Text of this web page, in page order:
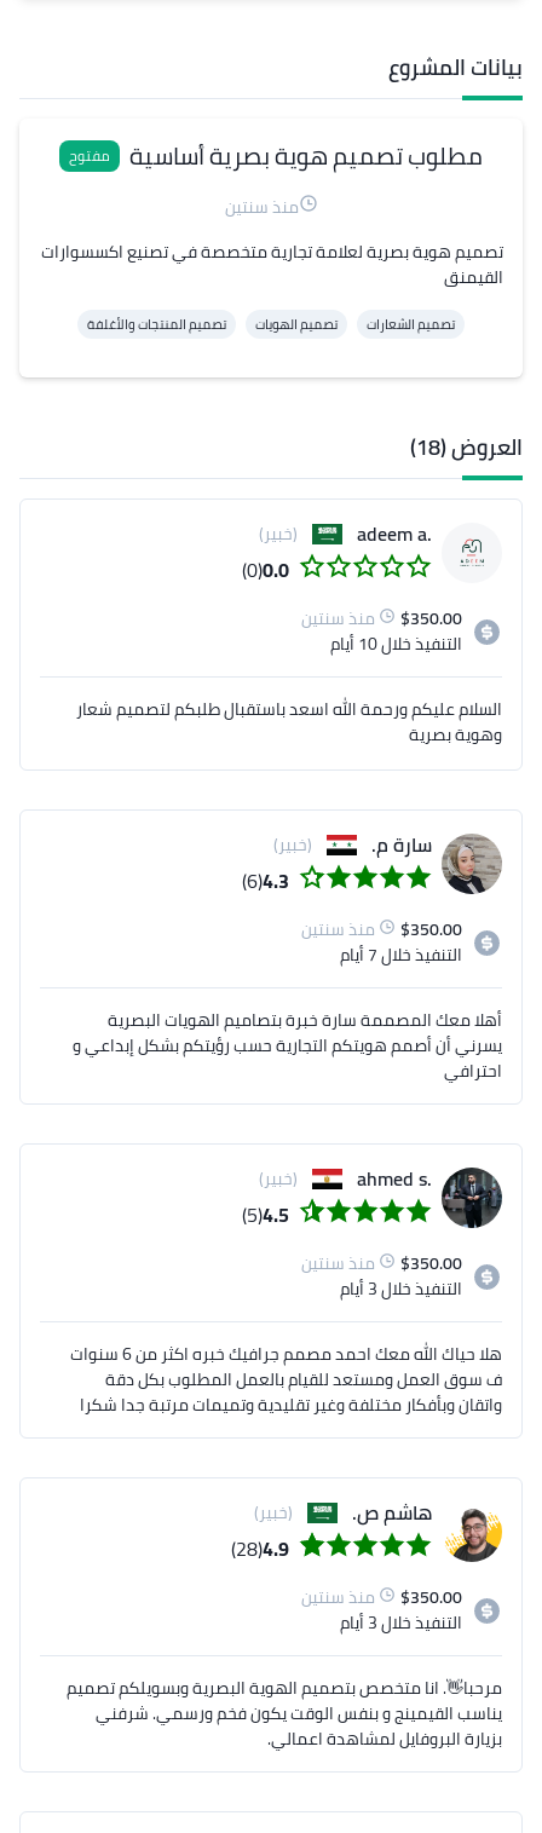
بيانات المشروع
مطلوب تصميم هوية بصرية أساسية مفتوح
منذ سنتين
القيمنق
تصميم الشعارات تصميم الهويات تصميم المنتجات والأغلفة
العروض (18)
.adeem a (خبير)
0.0
(0)
$350.00
منذ سنتين
التنفيذخلال 10 أيام
السلام عليكم ورحمة الله اسعد باستقبال طلبكم لتصميم شعار
وهوية بصرية
سارة م. (خبير)
4.3
(6)
$350.00
منذ سنتين
التنفيذخلال 7 أيام
أهلا معك المصممة سارة خبرة بتصاميم الهويات البصرية
يسرني أن أصمم هويتكم التجارية حسب رؤيتكم بشكل إبداعي و
احترافي
‪ahmed s. (خبير)
4.5
(5)
$350.00
منذ سنتين
التنفيذخلال 3 أيام
هلا حياك الله معك احمد مصمم جرافيك خبره اكثر من 6 سنوات
ف سوق العمل ومستعد للقيام بالعمل المطلوب بكل دقة
واتقان وبأفكار مختلفة وغير تقليدية وتميمات مرتبة جدا شكرا
هاشم ص. (خبير)
4.9
(28)
$350.00
منذ سنتين
التنفيذخلال 3 أيام
مرحبا👋. انا متخصص بتصميم الهوية البصرية وبسويلكم تصميم
يناسب القيمينج و بنفس الوقت يكون فخم ورسمي. شرفني
بزيارة البروفايل لمشاهدة اعمالي.